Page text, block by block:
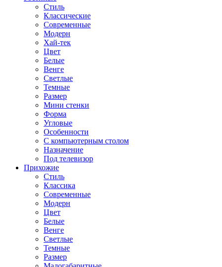
Стиль
Классические
Современные
Модерн
Хай-тек
Цвет
Белые
Венге
Светлые
Темные
Размер
Мини стенки
Форма
Угловые
Особенности
С компьютерным столом
Назначение
Под телевизор
Прихожие
Стиль
Классика
Современные
Модерн
Цвет
Белые
Венге
Светлые
Темные
Размер